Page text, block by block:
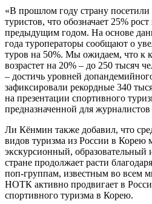
«В прошлом году страну посетили
туристов, что обозначает 25%
предыдущим годом. На основе
года туроператоры сообщают о
туров на 50%. Мы ожидаем, что к
возрастет на 20% – до 250 тысяч
– достичь уровней
зафиксировали рекордные 340
на презентации спортивного
предназначенной для
Ли Кёнмин также добавил, что
видов туризма из России в Корею
экскурсионный,
стране продолжает расти
поп-группам, известным во всем
НОТК активно продвигает в
спортивного туризма в Корею.